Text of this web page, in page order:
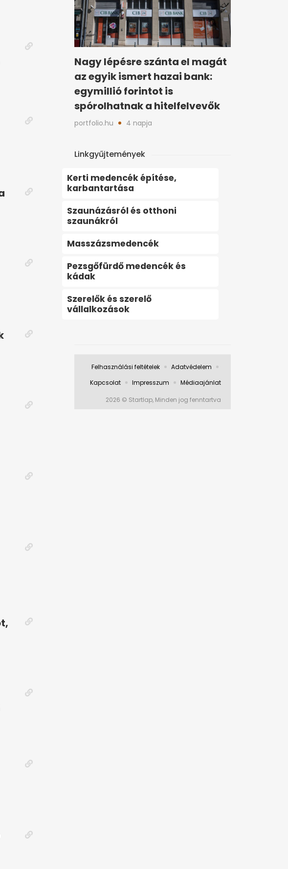
Nagy lépésre szánta el magát
az egyik ismert hazai bank:
egymillió forintot is
spórolhatnak a hitelfelvevők
portfolio.hu 4 napja
Linkgyűjtemények
Kerti medencék építése,
karbantartása
Szaunázásról és otthoni
szaunákról
Masszázsmedencék
Pezsgőfürdő medencék és
kádak
Szerelők és szerelő
vállalkozások
Felhasználási feltételek
Adatvédelem
Kapcsolat
Impresszum Médiaajánlat
2026 © Startlap, Minden jog fenntartva